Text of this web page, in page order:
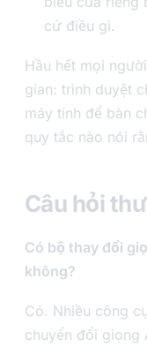
cứ điều gì.
Hầu hết mọi
gian: trình duyệt
máy tính để bàn
quy tắc nào nói
Câu hỏi
Có bộ thay đổi
không?
Có. Nhiều công
chuyển đổi giọng